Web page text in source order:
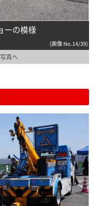
ーの模様
(画像 No.14/39)
真へ